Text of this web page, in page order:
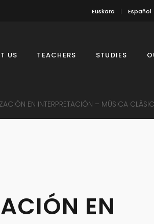
Euskara Español
US TEACHERS STUDIES
EN INTERPRETACIÓN – MÚSICA
EN